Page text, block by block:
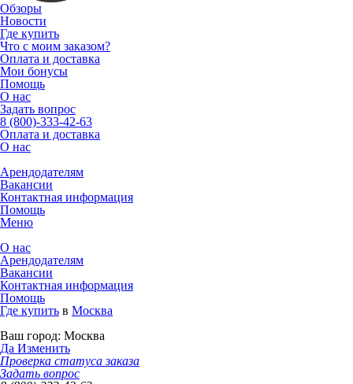
Обзоры
Новости
Где купить
Что с моим заказом?
Оплата и доставка
Мои бонусы
Помощь
О нас
Задать вопрос
8 (800)-333-42-63
Оплата и доставка
О нас
Арендодателям
Вакансии
Контактная информация
Помощь
Меню
О нас
Арендодателям
Вакансии
Контактная информация
Помощь
Где купить в Москва
Ваш город: Москва
Да Изменить
Проверка статуса заказа
Задать вопрос